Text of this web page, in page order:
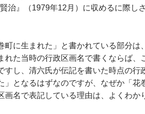
治』（1979年12月）に収めるに際し
に生まれた」と書かれている部分は
れた当時の行政区画名で書くならば、
すし、清六氏が伝記を書いた時点の行
となるはずなのですが、なぜか「花
画名で表記している理由は、よくわか